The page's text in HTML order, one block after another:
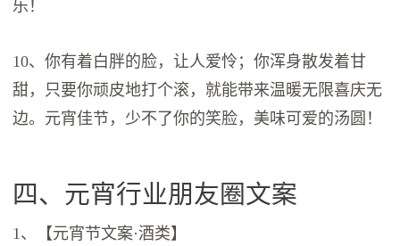
乐！
10、你有着白胖的脸，让人爱怜；你浑身散发着甘
甜，只要你顽皮地打个滚，就能带来温暖无限喜庆无
边。元宵佳节，少不了你的笑脸，美味可爱的汤圆！
四、元宵行业朋友圈文案
1、【元宵节文案·酒类】